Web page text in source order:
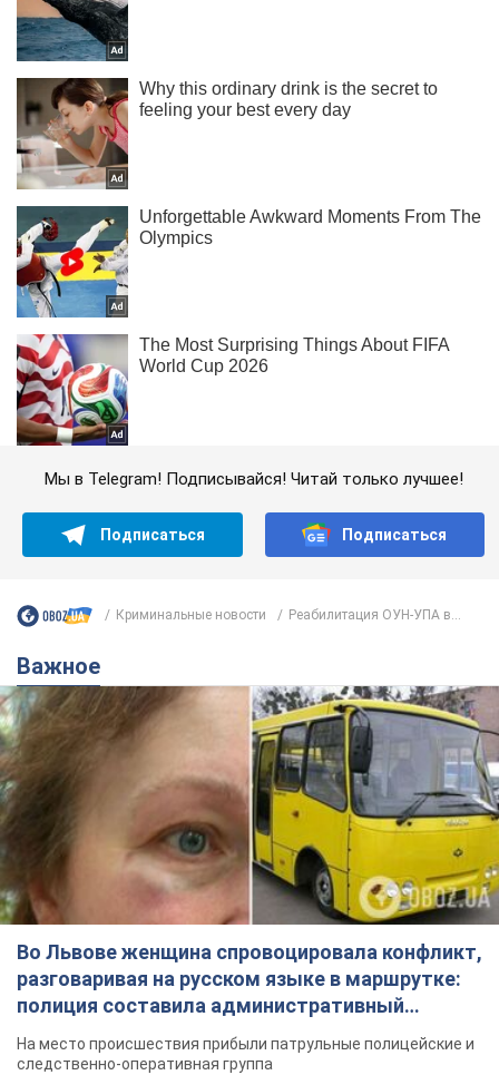
Мы в Telegram! Подписывайся! Читай только лучшее!
Подписаться Подписаться
Криминальные новости Реабилитация ОУН-УПА в...
Важное
Во Львове женщина спровоцировала конфликт,
разговаривая на русском языке в маршрутке:
полиция составила административный
протокол. Видео
На место происшествия прибыли патрульные полицейские и
следственно-оперативная группа